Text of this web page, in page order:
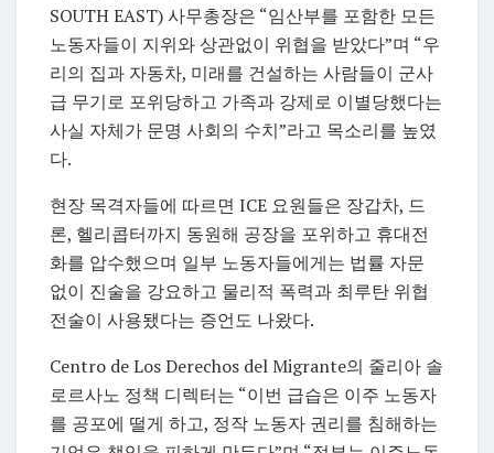
SOUTH EAST) 사무총장은 “임산부를 포함한 모든
노동자들이 지위와 상관없이 위협을 받았다”며 “우
리의 집과 자동차, 미래를 건설하는 사람들이 군사
급 무기로 포위당하고 가족과 강제로 이별당했다는
사실 자체가 문명 사회의 수치”라고 목소리를 높였
다.
현장 목격자들에 따르면 ICE 요원들은 장갑차, 드
론, 헬리콥터까지 동원해 공장을 포위하고 휴대전
화를 압수했으며 일부 노동자들에게는 법률 자문
없이 진술을 강요하고 물리적 폭력과 최루탄 위협
전술이 사용됐다는 증언도 나왔다.
Centro de Los Derechos del Migrante의 줄리아 솔
로르사노 정책 디렉터는 “이번 급습은 이주 노동자
를 공포에 떨게 하고, 정작 노동자 권리를 침해하는